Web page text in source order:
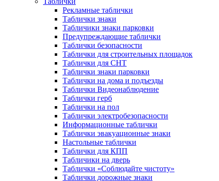
Рекламные таблички
Таблички знаки
Табличики знаки парковки
Предупреждающие таблички
Таблички безопасности
Таблички для строительных площадок
Таблички для СНТ
Таблички знаки парковки
Таблички на дома и подъезды
Таблички Видеонаблюдение
Таблички герб
Таблички на пол
Таблички электробезопасности
Информационные таблички
Таблички эвакуационные знаки
Настольные таблички
Таблички для КПП
Табличики на дверь
Таблички «Соблюдайте чистоту»
Таблички дорожные знаки